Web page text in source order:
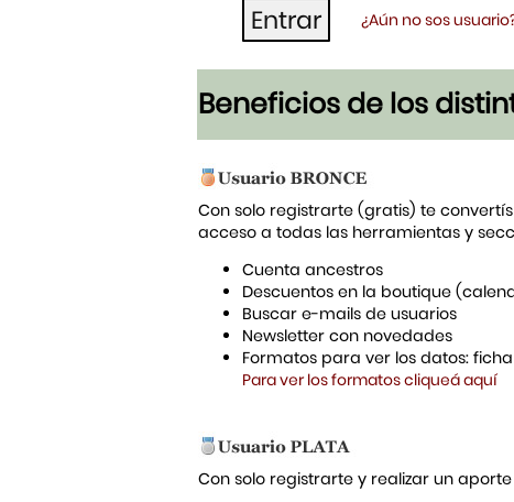
¿Aún no sos
Beneficios de los
Con solo registrarte (gratis) te
acceso a todas las herramientas y
Cuenta ancestros
Descuentos en la boutique
Buscar e-mails de usuarios
Newsletter con novedades
Formatos para ver los datos:
Para ver los formatos cliqueá aquí
Con solo registrarte y realizar un aporte